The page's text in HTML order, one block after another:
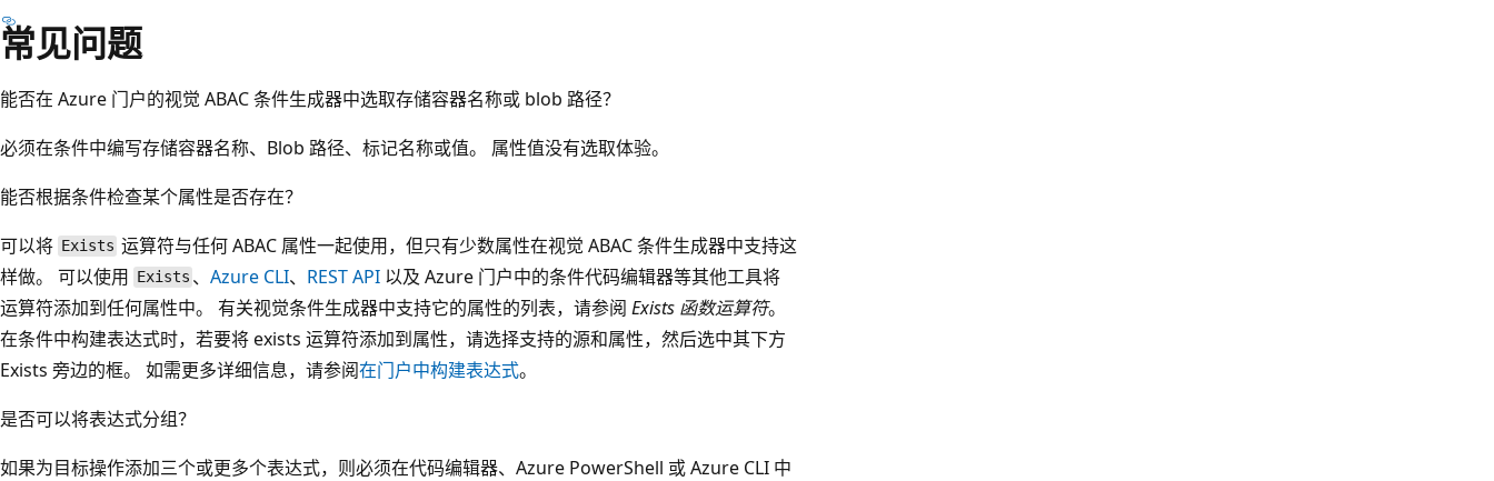
常见问题
能否在 Azure 门户的视觉 ABAC 条件生成器中选取存储容器名称或 blob 路径？
必须在条件中编写存储容器名称、Blob 路径、标记名称或值。 属性值没有选取体验。
能否根据条件检查某个属性是否存在？
可以将 Exists 运算符与任何 ABAC 属性一起使用，但只有少数属性在视觉 ABAC 条件生成器中支持这
样做。 可以使用 Exists 、Azure CLI、 REST API 以及 Azure 门户中的条件代码编辑器等其他工具将
运算符添加到任何属性中。 有关视觉条件生成器中支持它的属性的列表，请参阅 Exists 函数运算符。
在条件中构建表达式时，若要将 exists 运算符添加到属性，请选择支持的源和属性，然后选中其下方
Exists 旁边的框。 如需更多详细信息，请参阅在门户中构建表达式。
是否可以将表达式分组？
如果为目标操作添加三个或更多个表达式，则必须在代码编辑器、Azure PowerShell 或 Azure CLI 中